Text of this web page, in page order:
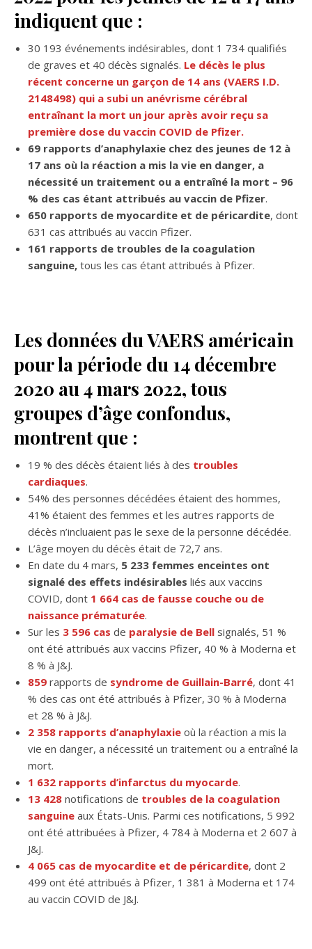
indiquent que :
30 193 événements indésirables, dont 1 734 qualifiés
de graves et 40 décès signalés. Le décès le plus
récent concerne un garçon de 14 ans (VAERS I.D.
2148498) qui a subi un anévrisme cérébral
entraînant la mort un jour après avoir reçu sa
première dose du vaccin COVID de Pfizer.
69 rapports d’anaphylaxie chez des jeunes de 12 à
17 ans où la réaction a mis la vie en danger, a
nécessité un traitement ou a entraîné la mort – 96
% des cas étant attribués au vaccin de Pfizer.
650 rapports de myocardite et de péricardite, dont
631 cas attribués au vaccin Pfizer.
161 rapports de troubles de la coagulation
sanguine, tous les cas étant attribués à Pfizer.
Les données du VAERS américain
pour la période du 14 décembre
2020 au 4 mars 2022, tous
groupes d’âge confondus,
montrent que :
19 % des décès étaient liés à des troubles
cardiaques.
54% des personnes décédées étaient des hommes,
41% étaient des femmes et les autres rapports de
décès n’incluaient pas le sexe de la personne décédée.
L’âge moyen du décès était de 72,7 ans.
En date du 4 mars, 5 233 femmes enceintes ont
signalé des effets indésirables liés aux vaccins
COVID, dont 1 664 cas de fausse couche ou de
naissance prématurée.
Sur les 3 596 cas de paralysie de Bell signalés, 51 %
ont été attribués aux vaccins Pfizer, 40 % à Moderna et
8 % à J&J.
859 rapports de syndrome de Guillain-Barré, dont 41
% des cas ont été attribués à Pfizer, 30 % à Moderna
et 28 % à J&J.
2 358 rapports d’anaphylaxie où la réaction a mis la
vie en danger, a nécessité un traitement ou a entraîné la
mort.
1 632 rapports d’infarctus du myocarde.
13 428 notifications de troubles de la coagulation
sanguine aux États-Unis. Parmi ces notifications, 5 992
ont été attribuées à Pfizer, 4 784 à Moderna et 2 607 à
J&J.
4 065 cas de myocardite et de péricardite, dont 2
499 ont été attribués à Pfizer, 1 381 à Moderna et 174
au vaccin COVID de J&J.